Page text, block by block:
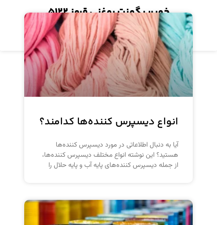
خمیرپیگمنت روغنی قرمز ۵۱۲۲
مشاهده محصول
انواع دیسپرس کننده‌ها کدامند؟
آیا به دنبال اطلاعاتی در مورد دیسپرس کننده‌ها
هستید؟ این نوشته انواع مختلف دیسپرس کننده‌ها،
از جمله دیسپرس کننده‌های پایه آب و پایه حلال را